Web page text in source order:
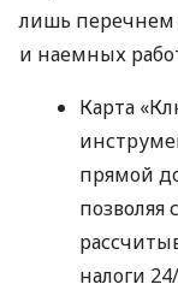
лишь
и наемных
Карта
прямой
налоги